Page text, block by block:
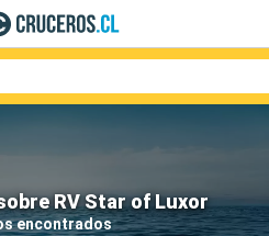
RV Star of Luxor
encontrados